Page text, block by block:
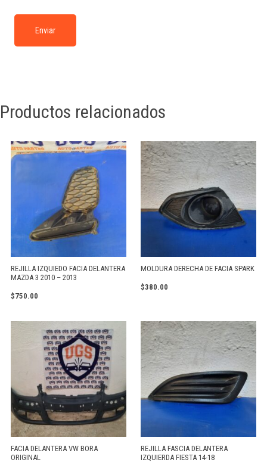
Productos relacionados
REJILLA IZQUIEDO FACIA DELANTERA
MAZDA 3 2010 – 2013
$750.00
MOLDURA DERECHA DE FACIA SPARK
$380.00
FACIA DELANTERA VW BORA
ORIGINAL
REJILLA FASCIA DELANTERA
IZQUIERDA FIESTA 14-18